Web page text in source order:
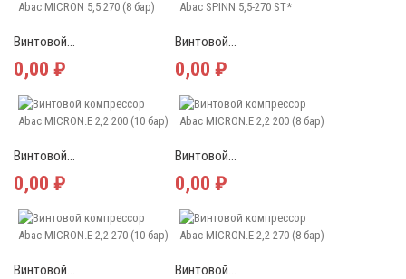
Винтовой...
0,00 ₽
Винтовой...
0,00 ₽
Винтовой...
0,00 ₽
Винтовой...
0,00 ₽
Винтовой... Винтовой...